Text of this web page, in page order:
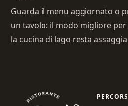
Guarda il menu aggiornato o
un tavolo: il modo migliore per
la cucina di lago resta